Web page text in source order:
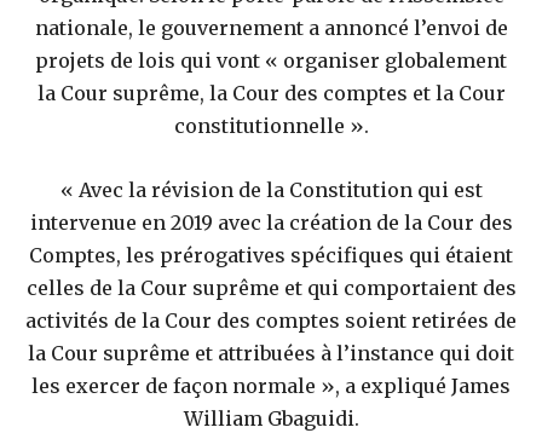
nationale, le gouvernement a annoncé l’envoi de
projets de lois qui vont « organiser globalement
la Cour suprême, la Cour des comptes et la Cour
constitutionnelle ».
« Avec la révision de la Constitution qui est
intervenue en 2019 avec la création de la Cour des
Comptes, les prérogatives spécifiques qui étaient
celles de la Cour suprême et qui comportaient des
activités de la Cour des comptes soient retirées de
la Cour suprême et attribuées à l’instance qui doit
les exercer de façon normale », a expliqué James
William Gbaguidi.